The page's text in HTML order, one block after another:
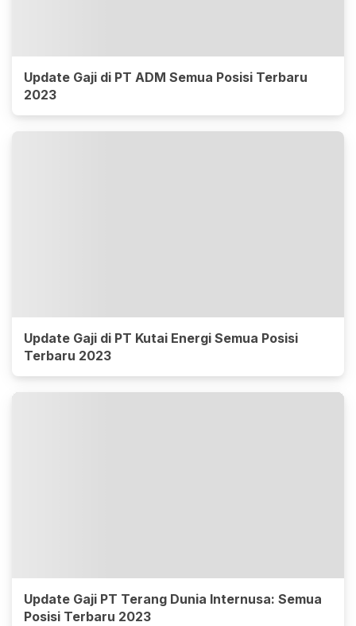
Update Gaji di PT ADM Semua Posisi Terbaru
2023
Update Gaji di PT Kutai Energi Semua Posisi
Terbaru 2023
Update Gaji PT Terang Dunia Internusa: Semua
Posisi Terbaru 2023